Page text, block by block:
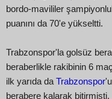
bordo-mavililer
puanını da 70'e yükseltti.
Trabzonspor'la golsüz
beraberlikle rakibinin 6
ilk yarıda da Trabzonspor
berabere kalarak bitirmişti.